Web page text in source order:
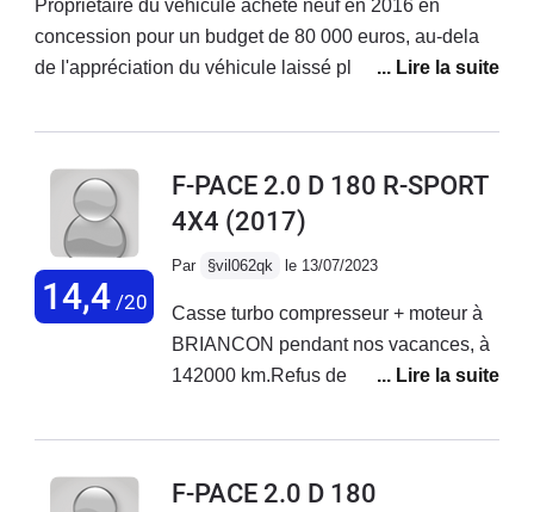
Propriétaire du véhicule achète neuf en 2016 en
concession pour un budget de 80 000 euros, au-dela
de l'appréciation du véhicule laissé plus haut , un SAV
détachées ( radiateur) 1 an sur la chaine de distribution
du mot client.( octobre 2023) et qui ne rappelle même
pas ( la concession n'ayant aucun pouvoir)Ce n'est pas
digne d'une marque comme Jaguar et d'un budget de
cet ordre. Pour les futurs propriétaires de véhicules
neufs qui plus est d'occasion : passer votre tour ou
revendez vite.Dommage j'aime la ligne de cette
voiture, mais plus jamais !Thierry
14,4/20
F-PACE 2.0 D 180 R-SPORT
4X4 (2017)
Par §vil062qk le 13/07/2023
Casse turbo compresseur + moteur à
BRIANCON pendant nos vacances, à
142000 km.Refus de prise en charge
rapatriement à Avignon à mes frais
d’Avignon : 19000 euros de
F-PACE 2.0 D 180